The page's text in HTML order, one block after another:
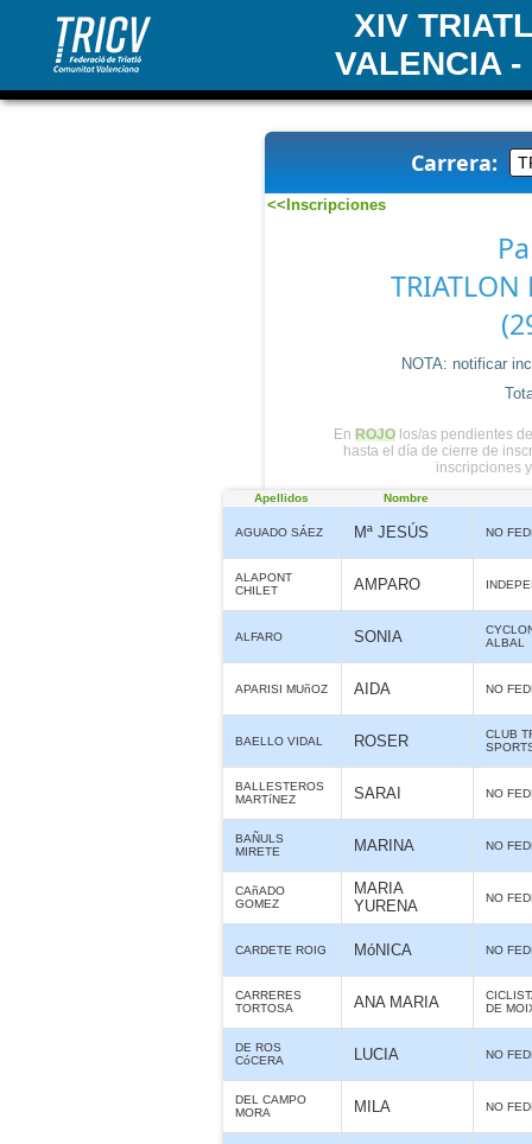
XIV
VALENCIA -
Carrera:
<<Inscripciones
TRIATLON
NOTA: notificar
EnROJO los/as pendientes
hasta el día de cierre de
inscripciones
Apellidos Nombre
AGUADO SÁEZ Mª JESÚS NO
ALAPONT
CHILET
AMPARO
ALFARO SONIA
ALBAL
APARISI MUñOZ AIDA NO
BAELLO VIDAL ROSER
CLUB
BALLESTEROS
MARTíNEZ
SARAI NO
BAÑULS
MIRETE
MARINA NO
CAñADO
GOMEZ
MARIA
YURENA
NO
CARDETE ROIG MóNICA NO
CARRERES
TORTOSA
ANA MARIA
DE
DE ROS
CóCERA
LUCIA NO
DEL CAMPO
MORA
MILA NO